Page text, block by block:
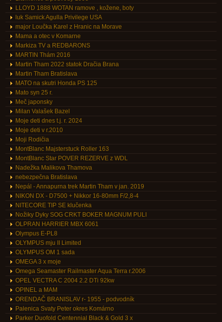
LLOYD 1888 WOTAN ramove , kožene, boty
luk Samick Agulla Privilege USA
major Loučka Karel z Hranic na Morave
Mama a otec v Komarne
Markiza TV a REDBARONS
MARTIN Thám 2016
Martin Tham 2022 statok Dračia Brana
Martin Tham Bratislava
MATO na skutri Honda PS 125
Mato syn 25 r.
Meč japonsky
Milan Valašek Bazel
Moje deti dnes t.j. r. 2024
Moje deti v r.2010
Moji Rodičia
MontBlanc Majsterstuck Roller 163
MontBlanc Star POVER REZERVE z WDL
Nadežka Malikova Thamova
nebezpečna Bratislava
Nepál - Annapurna trek Martin Tham v jan. 2019
NIKON DX - D7500 + Nikkor 16-80mm F/2,8-4
NITECORE TIP SE klučenka
Nožiky Dyky SOG CRKT BOKER MAGNUM PULI
OLPRAN HARRIER MBX 6061
Olympus E-PL8
OLYMPUS mju II Limited
OLYMPUS OM 1 sada
OMEGA 3 x moje
Omega Seamaster Railmaster Aqua Terra r.2006
OPEL VECTRA C 2004 2.2 DTi 92kw
OPINEL a MAM
ORENDAČ BRANISLAV r- 1955 - podvodník
Palenica Svaty Peter okres Komárno
Parker Duofold Centennial Black & Gold 3 x